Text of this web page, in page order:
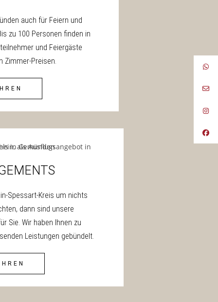
auch für Feiern und
zu 100 Personen finden in
und Feiergäste
Zimmer-Preisen.
Spessart-Kreis um nichts
dann sind unsere
Sie. Wir haben Ihnen zu
Leistungen gebündelt.